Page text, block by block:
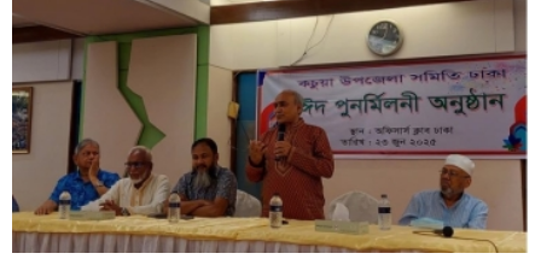
সারাদেশ
ফিচার
সম্পাদকীয়
অন্যান্য
আইন-
আদালত